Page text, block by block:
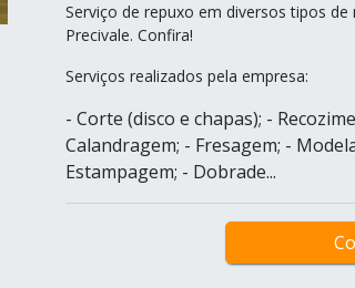
Serviço de repuxo em diversos tipos
Precivale. Confira!
Serviços realizados pela empresa:
- Corte (disco e chapas); -
Calandragem; - Fresagem; -
Estampagem; - Dobrade...